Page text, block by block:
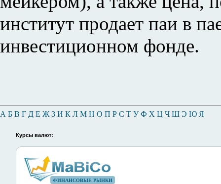
институт продает паи в
инвестиционном фонде.
А Б В Г Д Е Ж З И К Л М Н О П Р С Т У Ф Х Ц Ч Ш Э Ю Я
Курсы валют:
ФИНАНСОВЫЕ РЫНКИ